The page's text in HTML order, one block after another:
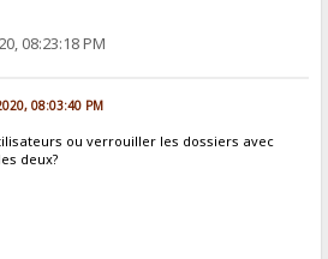
08:23:18 PM
08:03:40 PM
ou verrouiller les dossiers avec
deux?